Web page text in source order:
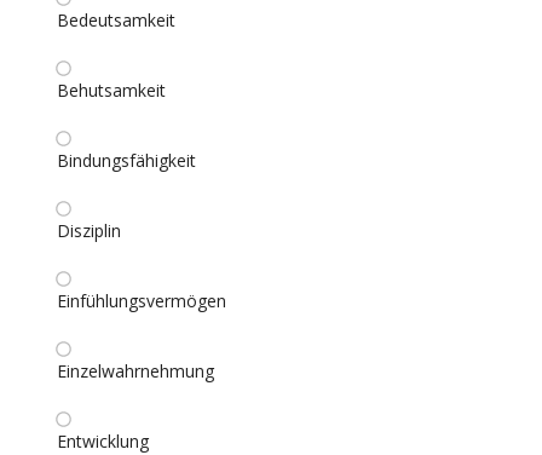
Bedeutsamkeit
Behutsamkeit
Bindungsfähigkeit
Disziplin
Einfühlungsvermögen
Einzelwahrnehmung
Entwicklung